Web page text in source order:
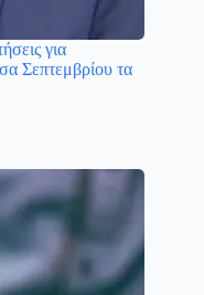
για
Σεπτεμβρίου τα